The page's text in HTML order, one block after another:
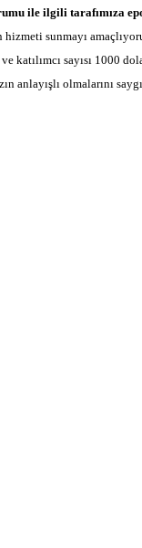
ile ilgili tarafımıza
sunmayı
katılımcı sayısı 1000
anlayışlı olmalarını